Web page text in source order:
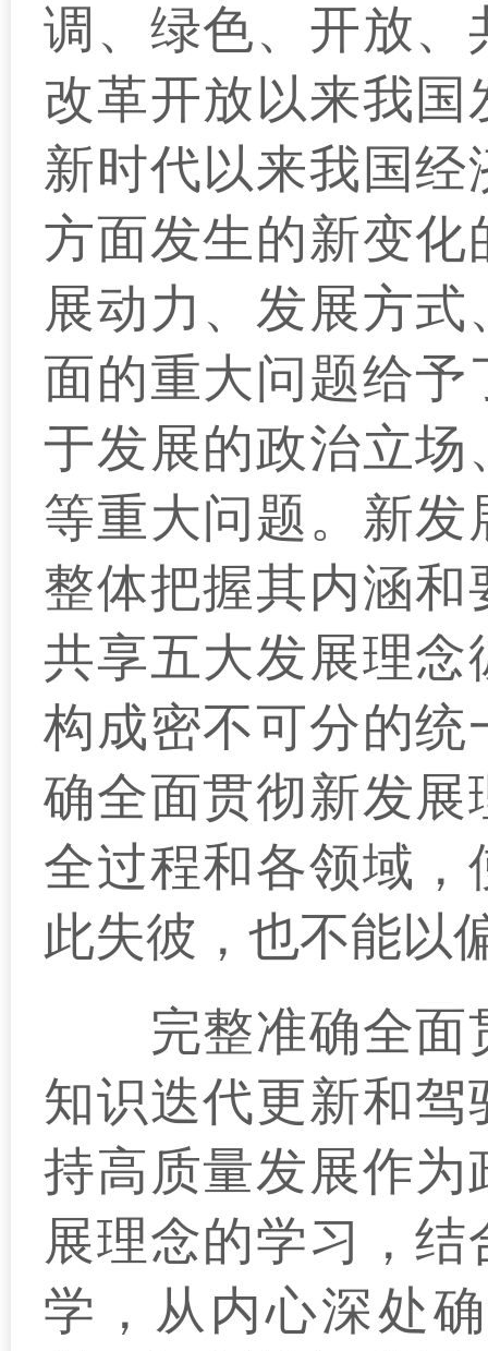
调、绿色、开放
改革开放以来我
新时代以来我国
方面发生的新变
展动力、发展方
面的重大问题给
于发展的政治立
等重大问题。新
整体把握其内涵
共享五大发展理
构成密不可分的
确全面贯彻新发
全过程和各领域
此失彼，也不能以
完整准确全面
知识迭代更新和
持高质量发展作
展理念的学习，
学，从内心深处